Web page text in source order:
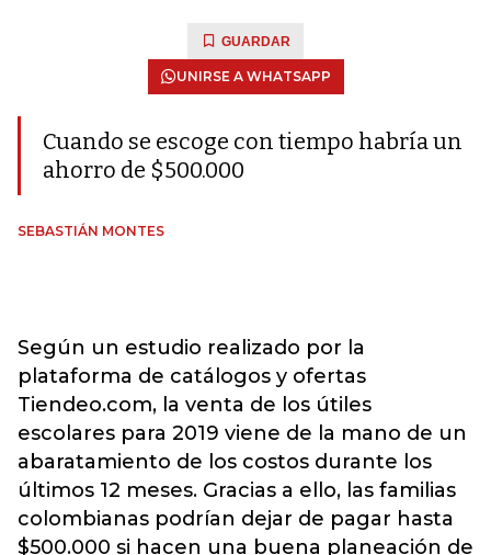
GUARDAR
UNIRSE A WHATSAPP
Cuando se escoge con tiempo habría un
ahorro de $500.000
SEBASTIÁN MONTES
Según un estudio realizado por la
plataforma de catálogos y ofertas
Tiendeo.com, la venta de los útiles
escolares para 2019 viene de la mano de un
abaratamiento de los costos durante los
últimos 12 meses. Gracias a ello, las familias
colombianas podrían dejar de pagar hasta
$500.000 si hacen una buena planeación de